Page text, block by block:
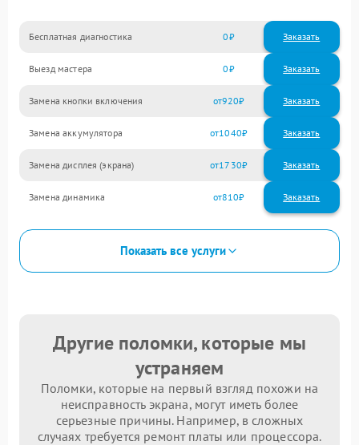
Бесплатная диагностика 0 Заказать
Выезд мастера 0 Заказать
Замена кнопки включения 920
Замена аккумулятора 1040
Замена дисплея (экрана) 1730
Замена динамика 810
Показать все услуги
Другие поломки, которые мы
устраняем
Поломки, которые на первый взгляд похожи на
неисправность экрана, могут иметь более
серьезные причины. Например, в сложных
случаях требуется ремонт платы или процессора.